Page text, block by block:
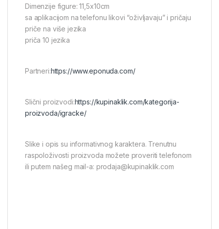
Dimenzije figure: 11,5x10cm
sa aplikacijom na telefonu likovi “oživljavaju” i pričaju
priče na više jezika
priča 10 jezika
Partneri:https://www.eponuda.com/
Slični proizvodi:https://kupinaklik.com/kategorija-
proizvoda/igracke/
Slike i opis su informativnog karaktera. Trenutnu
raspoloživosti proizvoda možete proveriti telefonom
ili putem našeg mail-a: prodaja@kupinaklik.com